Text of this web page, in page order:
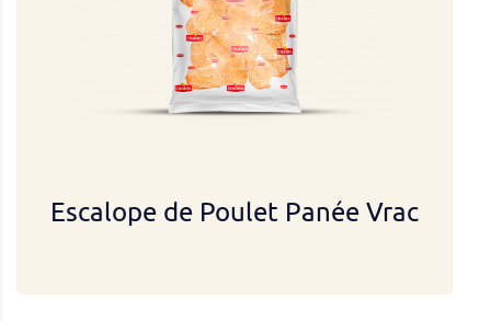
Escalope de Poulet Panée Vrac